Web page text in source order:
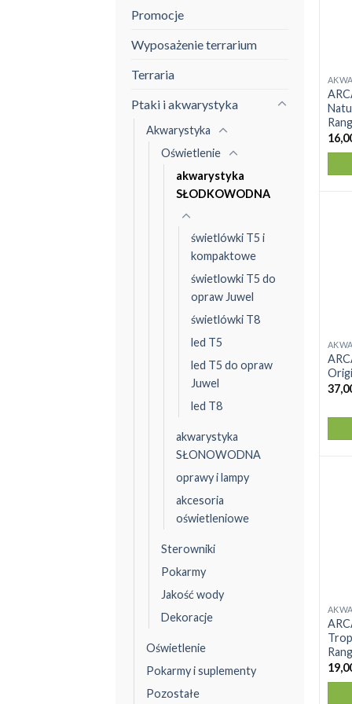
Promocje
Wyposażenie terrarium
Terraria
Ptaki i akwarystyka
Akwarystyka
Oświetlenie
akwarystyka
SŁODKOWODNA
świetlówki T5 i
kompaktowe
świetlowki T5 do
opraw Juwel
świetlówki T8
led T5
led T5 do opraw
Juwel
led T8
akwarystyka
SŁONOWODNA
oprawy i lampy
akcesoria
oświetleniowe
Sterowniki
Pokarmy
Jakość wody
Dekoracje
Oświetlenie
Pokarmy i suplementy
Pozostałe
Ten
ma
wiele
Ten
ma
Ten
ma
wiele